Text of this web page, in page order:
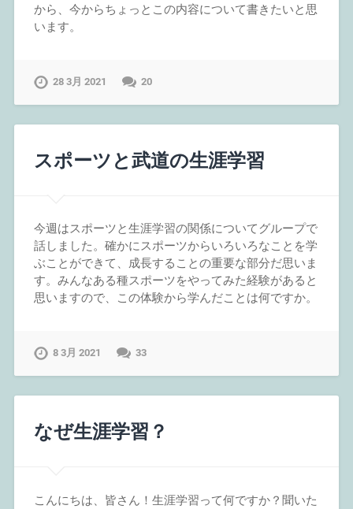
から、今からちょっとこの内容について書きたいと思
います。
28 3月 2021 20
スポーツと武道の生涯学習
今週はスポーツと生涯学習の関係についてグループで
話しました。確かにスポーツからいろいろなことを学
ぶことができて、成長することの重要な部分だ思いま
す。みんなある種スポーツをやってみた経験があると
思いますので、この体験から学んだことは何ですか。
8 3月 2021 33
なぜ生涯学習？
こんにちは、皆さん！生涯学習って何ですか？聞いた